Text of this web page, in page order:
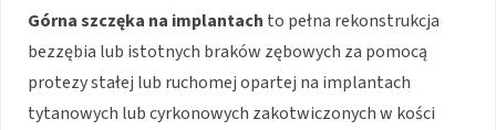
Górna szczęka na implantach to pełna rekonstrukcja
bezzębia lub istotnych braków zębowych za pomocą
protezy stałej lub ruchomej opartej na implantach
tytanowych lub cyrkonowych zakotwiczonych w kości